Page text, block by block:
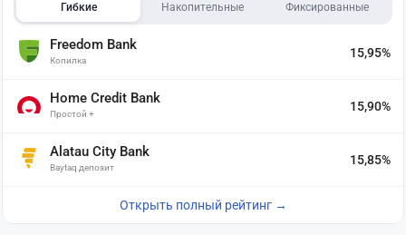
Гибкие Накопительные Фиксированные
Freedom Bank
Копилка
15,95%
Home Credit Bank
Простой +
15,90%
Alatau City Bank
Baytaq депозит
15,85%
Открыть полный рейтинг →